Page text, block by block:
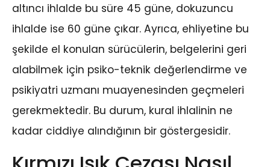
altıncı ihlalde bu süre 45 güne, dokuzuncu
ihlalde ise 60 güne çıkar. Ayrıca, ehliyetine bu
şekilde el konulan sürücülerin, belgelerini geri
alabilmek için psiko-teknik değerlendirme ve
psikiyatri uzmanı muayenesinden geçmeleri
gerekmektedir. Bu durum, kural ihlalinin ne
kadar ciddiye alındığının bir göstergesidir.